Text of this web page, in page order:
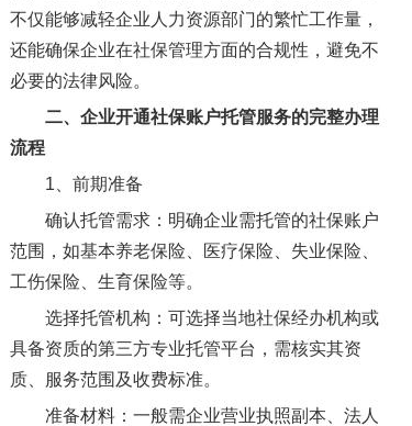
不仅能够减轻企业人力资源部门的繁忙工作量，
还能确保企业在社保管理方面的合规性，避免不
必要的法律风险。
二、企业开通社保账户托管服务的完整办理
流程
1、前期准备
确认托管需求：明确企业需托管的社保账户
范围，如基本养老保险、医疗保险、失业保险、
工伤保险、生育保险等。
选择托管机构：可选择当地社保经办机构或
具备资质的第三方专业托管平台，需核实其资
质、服务范围及收费标准。
准备材料：一般需企业营业执照副本、法人